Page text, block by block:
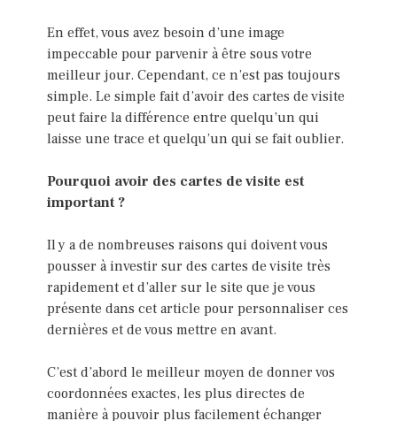
En effet, vous avez besoin d’une image
impeccable pour parvenir à être sous votre
meilleur jour. Cependant, ce n’est pas toujours
simple. Le simple fait d’avoir des cartes de visite
peut faire la différence entre quelqu’un qui
laisse une trace et quelqu’un qui se fait oublier.
Pourquoi avoir des cartes de visite est
important ?
Il y a de nombreuses raisons qui doivent vous
pousser à investir sur des cartes de visite très
rapidement et d’aller sur le site que je vous
présente dans cet article pour personnaliser ces
dernières et de vous mettre en avant.
C’est d’abord le meilleur moyen de donner vos
coordonnées exactes, les plus directes de
manière à pouvoir plus facilement échanger